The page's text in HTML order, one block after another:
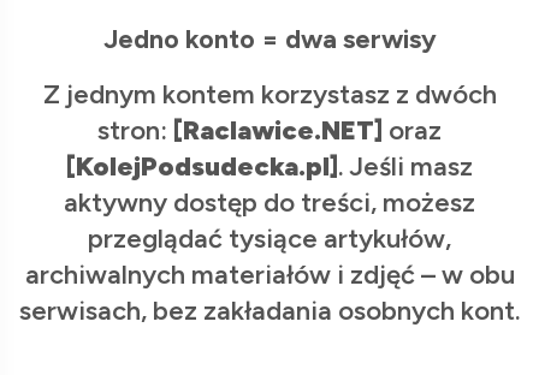
Jedno konto = dwa serwisy
Z jednym kontem korzystasz z dwóch
stron: [Raclawice.NET] oraz
[KolejPodsudecka.pl]. Jeśli masz
aktywny dostęp do treści, możesz
przeglądać tysiące artykułów,
archiwalnych materiałów i zdjęć – w obu
serwisach, bez zakładania osobnych kont.